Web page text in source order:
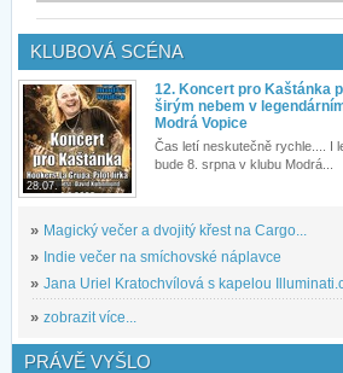
KLUBOVÁ SCÉNA
28.07.
12. Koncert pro Kaštánka
širým nebem v
Modrá Vopice
Čas letí neskutečně rychle.... I
bude 8. srpna v klubu Modrá...
» Magický večer a dvojitý křest na Cargo...
» Indie večer na smíchovské náplavce
» Jana Uriel Kratochvílová s kapelou
» zobrazit více...
PRÁVĚ VYŠLO